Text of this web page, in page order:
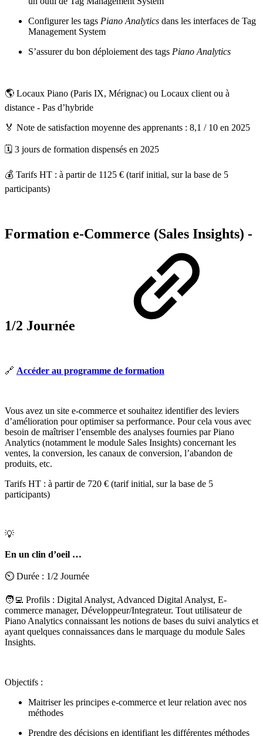
Configurer les tags Piano Analytics dans les interfaces de Tag
Management System
S’assurer du bon déploiement des tags Piano Analytics
🌎 Locaux Piano (Paris IX, Mérignac) ou Locaux client ou à
distance - Pas d’hybride
🏅 Note de satisfaction moyenne des apprenants : 8,1 / 10 en 2025
🗓️ 3 jours de formation dispensés en 2025
💰 Tarifs HT : à partir de 1125 € (tarif initial, sur la base de 5
participants)
Formation e-Commerce (Sales Insights) -
1/2 Journée
🔗 Accéder au programme de formation
Vous avez un site e-commerce et souhaitez identifier des leviers
d’amélioration pour optimiser sa performance. Pour cela vous avec
besoin de maîtriser l’ensemble des analyses fournies par Piano
Analytics (notamment le module Sales Insights) concernant les
ventes, la conversion, les canaux de conversion, l’abandon de
produits, etc.
Tarifs HT : à partir de 720 € (tarif initial, sur la base de 5
participants)
💡
En un clin d’oeil …
⏲️ Durée : 1/2 Journée
🧑‍💻 Profils : Digital Analyst, Advanced Digital Analyst, E-
commerce manager, Développeur/Integrateur. Tout utilisateur de
Piano Analytics connaissant les notions de bases du suivi analytics et
ayant quelques connaissances dans le marquage du module Sales
Insights.
Objectifs :
Maitriser les principes e-commerce et leur relation avec nos
méthodes
Prendre des décisions en identifiant les différentes méthodes